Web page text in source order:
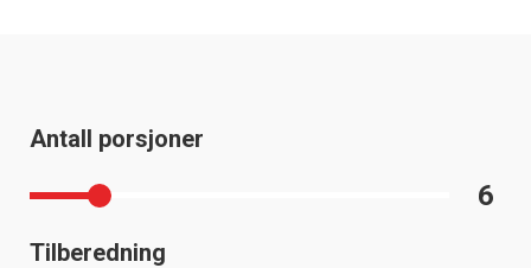
Antall porsjoner
6
Tilberedning